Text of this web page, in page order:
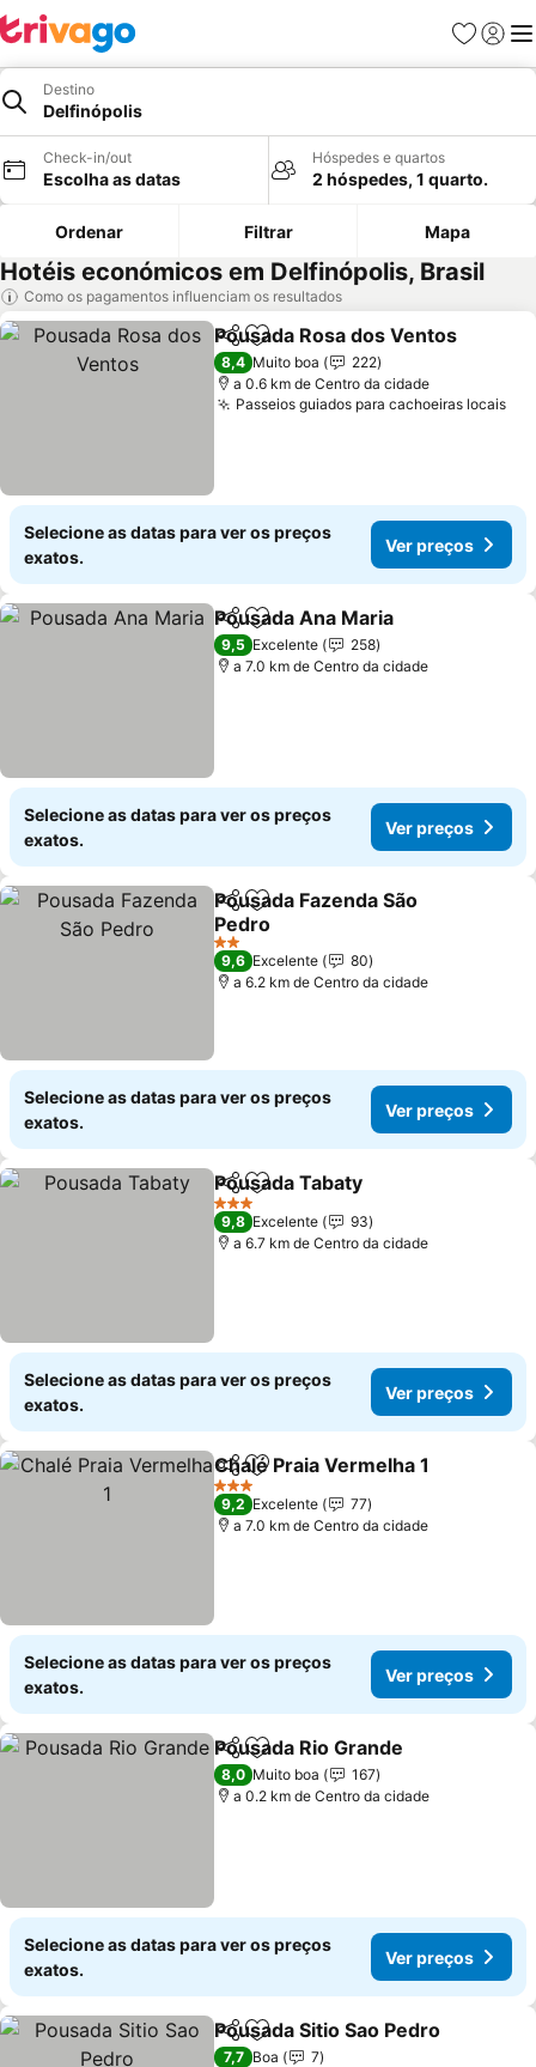
Favoritos
Iniciar
Destino
Delfinópolis
Check-in/out
Escolha as datas
Hóspedes e quartos
2 hóspedes, 1 quarto.
Ordenar Filtrar Mapa
Hotéis económicos em Delfinópolis, Brasil
Como os pagamentos influenciam os resultados
PartilharAdicionar aos favoritos
Pousada Rosa dos Ventos
8,4 Muito boa
222
a 0.6 km de Centro da cidade
Passeios guiados para cachoeiras locais
Selecione as datas para ver os preços
exatos.
Ver preços
PartilharAdicionar aos favoritos
Pousada Ana Maria
9,5 Excelente
258
a 7.0 km de Centro da cidade
Selecione as datas para ver os preços
exatos.
Ver preços
PartilharAdicionar aos favoritos
Pousada Fazenda São
Pedro
Ver preços
2 Estrelas
9,6 Excelente
80
a 6.2 km de Centro da cidade
Selecione as datas para ver os preços
exatos.
Ver preços
PartilharAdicionar aos favoritos
Pousada Tabaty
3 Estrelas
9,8 Excelente
93
a 6.7 km de Centro da cidade
Selecione as datas para ver os preços
exatos.
Ver preços
PartilharAdicionar aos favoritos
Chalé Praia Vermelha 1
3 Estrelas
9,2 Excelente
77
a 7.0 km de Centro da cidade
Selecione as datas para ver os preços
exatos.
Ver preços
PartilharAdicionar aos favoritos
Pousada Rio Grande
8,0 Muito boa
167
a 0.2 km de Centro da cidade
Selecione as datas para ver os preços
exatos.
Ver preços
PartilharAdicionar aos favoritos
Pousada Sitio Sao Pedro
7,7 Boa
7